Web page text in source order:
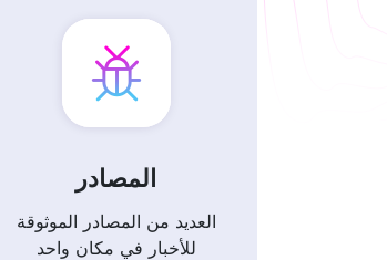
المصادر
العديد من المصادر الموثوقة
للأخبار في مكان واحد